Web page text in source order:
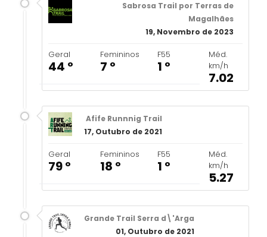
Sabrosa Trail por Terras de
Magalhães
19, Novembro de 2023
Geral
44 º
Femininos
7 º
F55
1 º
Méd.
km/h
7.02
Afife Runnnig Trail
17, Outubro de 2021
Geral
79 º
Femininos
18 º
F55
1 º
Méd.
km/h
5.27
Grande Trail Serra d\'Arga
01, Outubro de 2021